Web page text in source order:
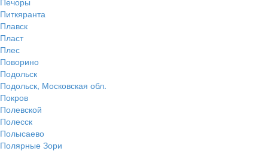
Питкяранта
Плавск
Пласт
Плес
Поворино
Подольск
Подольск, Московская обл.
Покров
Полевской
Полесск
Полысаево
Полярные Зори